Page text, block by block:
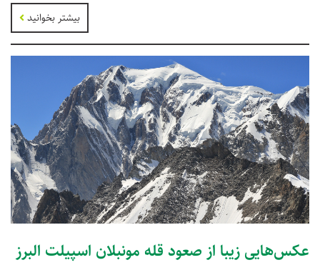
بیشتر بخوانید
عکس‌هایی زیبا از صعود قله مونبلان اسپیلت البرز